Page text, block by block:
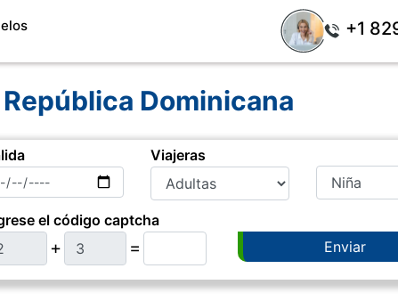
+1
Dominicana
Viajeras
el código captcha
+ =